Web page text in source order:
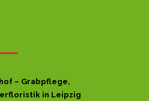
– Grabpflege,
in Leipzig